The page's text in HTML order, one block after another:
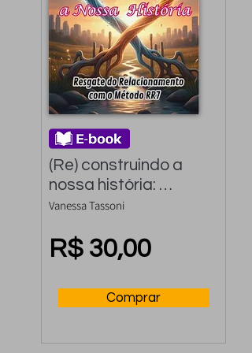
(Re) construindo a
nossa história:
Resgate do
o método RR7
Vanessa Tassoni
R$ 30,00
Comprar